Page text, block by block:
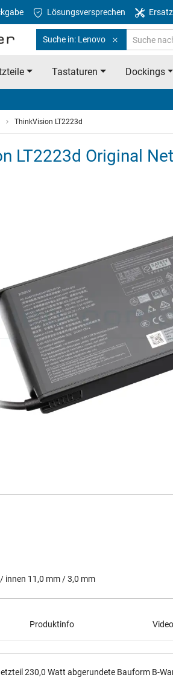
Lösungsversprechen
Suche in: Lenovo
Tastaturen Dockings
ThinkVision LT2223d
LT2223d Original
innen 11,0 mm / 3,0 mm
Produktinfo
230,0 Watt abgerundete Bauform B-